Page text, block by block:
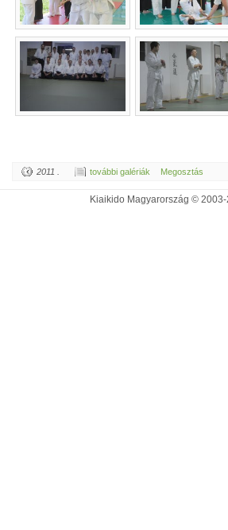
2011 . további galériák Megosztás
Kiaikido Magyarország ©